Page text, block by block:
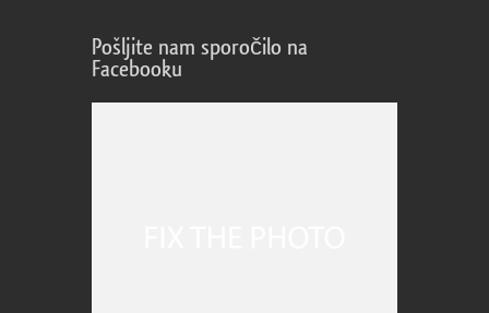
Pošljite nam sporočilo na
Facebooku